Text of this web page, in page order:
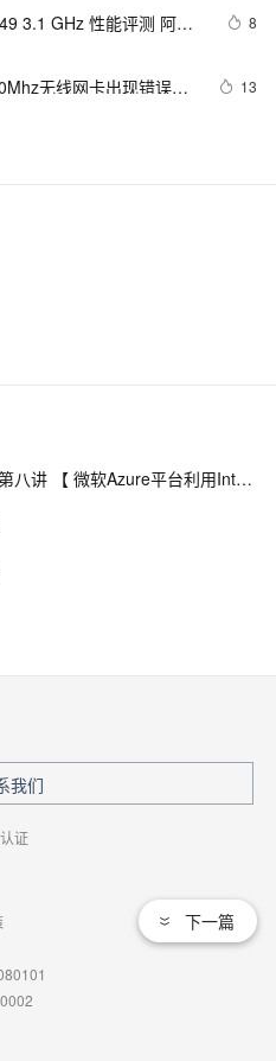
3.1 GHz 性能评测 阿里
8
无线网卡出现错误代
13
Zoo 进行深度学习
载
(Intel x86/Apple m1
# Apache Spark系列技术直播# 第八讲 【 微软Azure平台利用Intel Analytics Zoo构建AI客服支持实践 】
下一篇
我们
证